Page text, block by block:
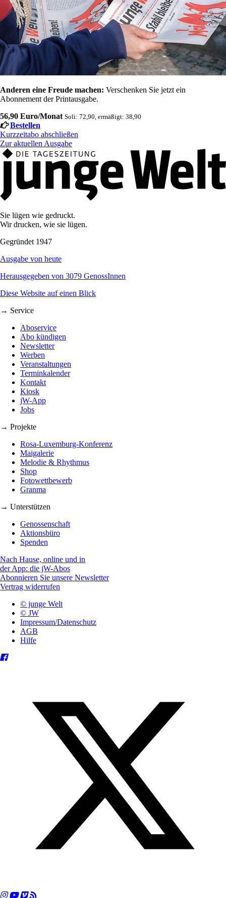
Anderen eine Freude machen: Verschenken Sie jetzt ein
Abonnement der Printausgabe.
56,90 Euro/Monat Soli: 72,90, ermäßigt: 38,90
Bestellen
Kurzzeitabo abschließen
Zur aktuellen Ausgabe
Sie lügen wie gedruckt.
Wir drucken, wie sie lügen.
Gegründet 1947
Ausgabe von heute
Herausgegeben von 3079 GenossInnen
Diese Website auf einen Blick
→ Service
Aboservice
Abo kündigen
Newsletter
Werben
Veranstaltungen
Terminkalender
Kontakt
Kiosk
jW-App
Jobs
→ Projekte
Rosa-Luxemburg-Konferenz
Maigalerie
Melodie & Rhythmus
Shop
Fotowettbewerb
Granma
→ Unterstützen
Genossenschaft
Aktionsbüro
Spenden
Nach Hause, online und in
der App: die jW-Abos
Abonnieren Sie unsere Newsletter
Vertrag widerrufen
© junge Welt
© JW
Impressum/Datenschutz
AGB
Hilfe